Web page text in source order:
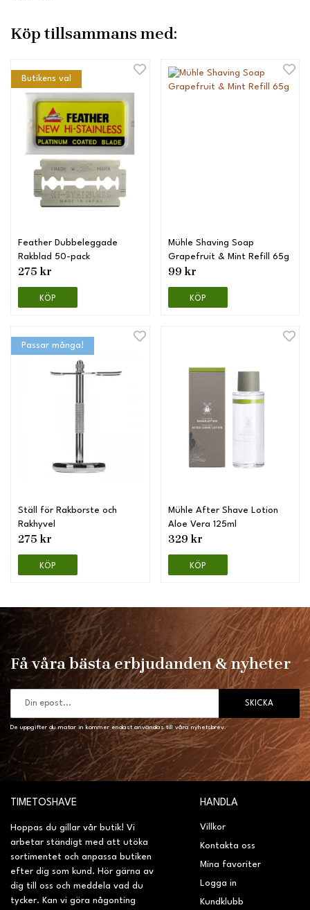
Köp tillsammans med:
Butikens val
Feather Dubbeleggade
Rakblad 50-pack
275 kr
KÖP
Mühle Shaving Soap
Grapefruit & Mint Refill 65g
99 kr
KÖP
Passar många!
Ställ för Rakborste och
Rakhyvel
275 kr
KÖP
Mühle After Shave Lotion
Aloe Vera 125ml
329 kr
KÖP
Få våra bästa erbjudanden & nyheter
SKICKA
De uppgifter du matar in kommer endast användas till våra nyhetsbrev.
TIMETOSHAVE
Hoppas du gillar vår butik! Vi
arbetar ständigt med att utöka
sortimentet och anpassa butiken
efter dig som kund. Hör gärna av
dig till oss och meddela vad du
tycker. Kan vi göra någonting
HANDLA
Villkor
Kontakta oss
Mina favoriter
Logga in
Kundklubb